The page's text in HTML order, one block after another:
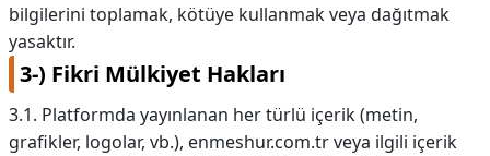
bilgilerini toplamak, kötüye kullanmak veya dağıtmak
yasaktır.
3-) Fikri Mülkiyet Hakları
3.1. Platformda yayınlanan her türlü içerik (metin,
grafikler, logolar, vb.), enmeshur.com.tr veya ilgili içerik